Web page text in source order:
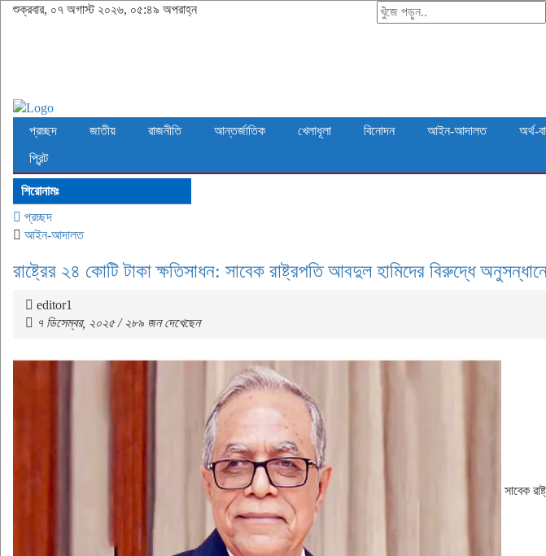
শুক্রবার, ০৭ অগাস্ট ২০২৬, ০৫:৪৯ অপরাহ্ন
প্রচ্ছদ জাতীয় রাজনীতি আন্তর্জাতিক খেলাধূলা বিনোদন আইন-আদালত অর্থ-
প্রিন্ট
শিরোনামঃ
প্রচ্ছদ
আইন-আদালত
রাষ্ট্রের ২৪ কোটি টাকা ক্ষতিসাধন: সাবেক রাষ্ট্রপতি আবদুল হামিদের বিরুদ্ধে
editor1
৭ ডিসেম্বর, ২০২৫ / ২৮৯ জন দেখেছেন
সাবেক